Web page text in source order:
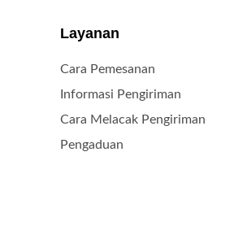
Layanan
Cara Pemesanan
Informasi Pengiriman
Cara Melacak Pengiriman
Pengaduan